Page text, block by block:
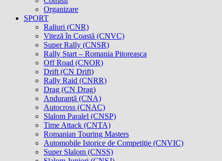
Organizare
SPORT
Raliuri (CNR)
Viteză în Coastă (CNVC)
Super Rally (CNSR)
Rally Start – Romania Pitoreasca
Off Road (CNOR)
Drift (CN Drift)
Rally Raid (CNRR)
Drag (CN Drag)
Anduranţă (CNA)
Autocross (CNAC)
Slalom Paralel (CNSP)
Time Attack (CNTA)
Romanian Touring Masters
Automobile Istorice de Competiţie (CNVIC)
Super Slalom (CNSS)